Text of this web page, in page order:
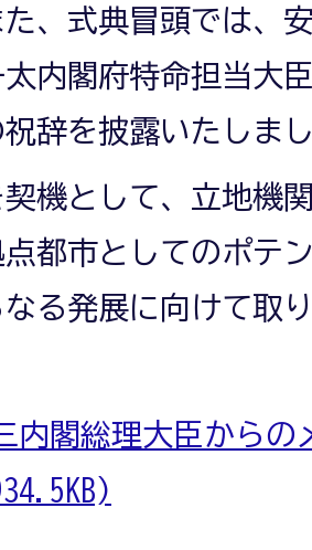
、式典冒頭では、
太内閣府特命担当大
辞を披露いたしま
機として、立地機
都市としてのポテ
る発展に向けて取
内閣総理大臣からの